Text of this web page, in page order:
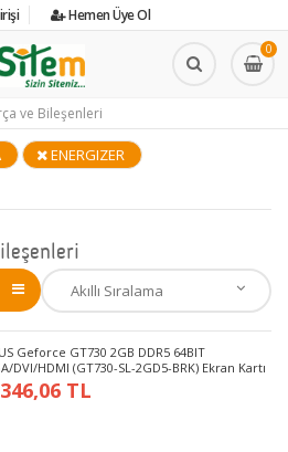
Hemen Üye Ol
0
ve Bileşenleri
ENERGIZER
Geforce GT730 2GB DDR5 64BIT
DVI/HDMI (GT730-SL-2GD5-BRK) Ekran Kartı
TL